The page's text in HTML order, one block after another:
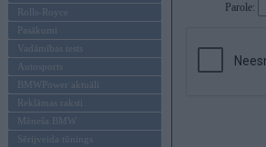
Rolls-Royce
Pasākumi
Vadāmības tests
Autosports
BMWPower aktuāli
Reklāmas raksti
Mēneša BMW
Sērijveida tūnings
Parole: